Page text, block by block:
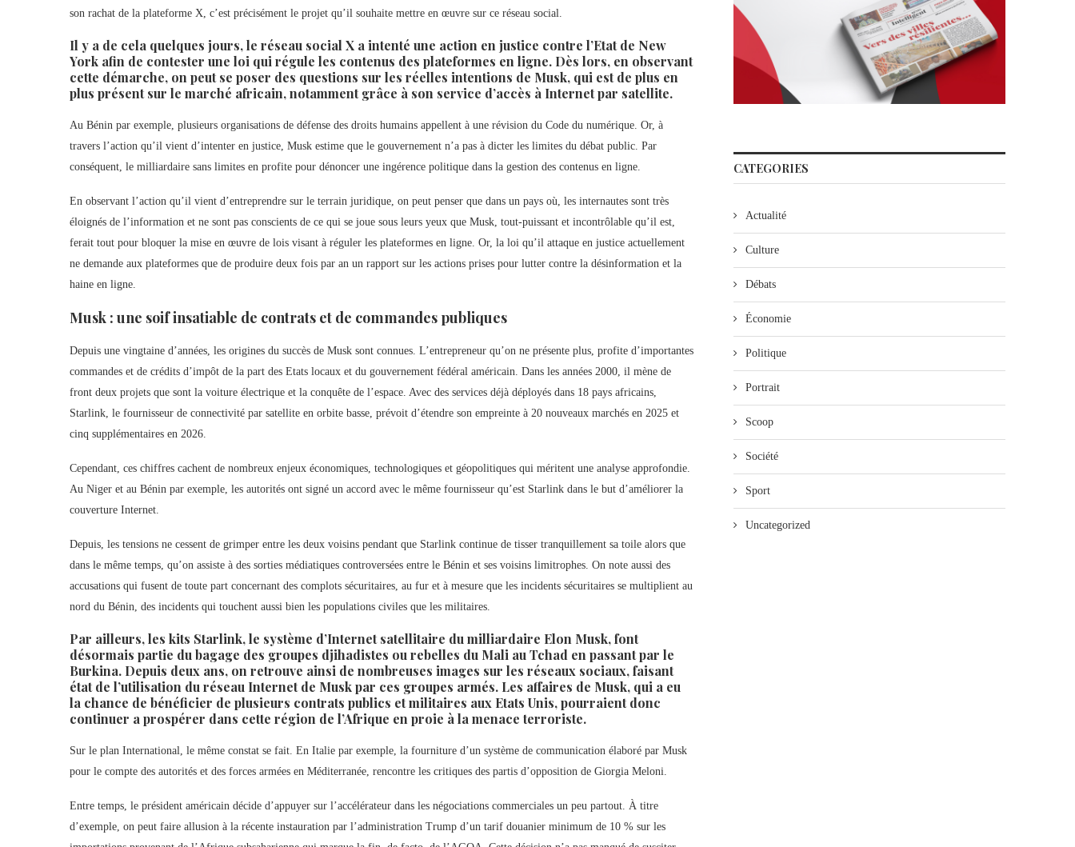
son rachat de la plateforme X, c’est précisément le projet qu’il souhaite mettre en œuvre sur ce réseau social.
Il y a de cela quelques jours, le réseau social X a intenté une action en justice contre l’Etat de New
York afin de contester une loi qui régule les contenus des plateformes en ligne. Dès lors, en observant
cette démarche, on peut se poser des questions sur les réelles intentions de Musk, qui est de plus en
plus présent sur le marché africain, notamment grâce à son service d’accès à Internet par satellite.
Au Bénin par exemple, plusieurs organisations de défense des droits humains appellent à une révision du Code du numérique. Or, à
travers l’action qu’il vient d’intenter en justice, Musk estime que le gouvernement n’a pas à dicter les limites du débat public. Par
conséquent, le milliardaire sans limites en profite pour dénoncer une ingérence politique dans la gestion des contenus en ligne.
En observant l’action qu’il vient d’entreprendre sur le terrain juridique, on peut penser que dans un pays où, les internautes sont très
éloignés de l’information et ne sont pas conscients de ce qui se joue sous leurs yeux que Musk, tout-puissant et incontrôlable qu’il est,
ferait tout pour bloquer la mise en œuvre de lois visant à réguler les plateformes en ligne. Or, la loi qu’il attaque en justice actuellement
ne demande aux plateformes que de produire deux fois par an un rapport sur les actions prises pour lutter contre la désinformation et la
haine en ligne.
Musk : une soif insatiable de contrats et de commandes publiques
Depuis une vingtaine d’années, les origines du succès de Musk sont connues. L’entrepreneur qu’on ne présente plus, profite d’importantes
commandes et de crédits d’impôt de la part des Etats locaux et du gouvernement fédéral américain. Dans les années 2000, il mène de
front deux projets que sont la voiture électrique et la conquête de l’espace. Avec des services déjà déployés dans 18 pays africains,
Starlink, le fournisseur de connectivité par satellite en orbite basse, prévoit d’étendre son empreinte à 20 nouveaux marchés en 2025 et
cinq supplémentaires en 2026.
Cependant, ces chiffres cachent de nombreux enjeux économiques, technologiques et géopolitiques qui méritent une analyse approfondie.
Au Niger et au Bénin par exemple, les autorités ont signé un accord avec le même fournisseur qu’est Starlink dans le but d’améliorer la
couverture Internet.
Depuis, les tensions ne cessent de grimper entre les deux voisins pendant que Starlink continue de tisser tranquillement sa toile alors que
dans le même temps, qu’on assiste à des sorties médiatiques controversées entre le Bénin et ses voisins limitrophes. On note aussi des
accusations qui fusent de toute part concernant des complots sécuritaires, au fur et à mesure que les incidents sécuritaires se multiplient au
nord du Bénin, des incidents qui touchent aussi bien les populations civiles que les militaires.
Par ailleurs, les kits Starlink, le système d’Internet satellitaire du milliardaire Elon Musk, font
désormais partie du bagage des groupes djihadistes ou rebelles du Mali au Tchad en passant par le
Burkina. Depuis deux ans, on retrouve ainsi de nombreuses images sur les réseaux sociaux, faisant
état de l’utilisation du réseau Internet de Musk par ces groupes armés. Les affaires de Musk, qui a eu
la chance de bénéficier de plusieurs contrats publics et militaires aux Etats Unis, pourraient donc
continuer a prospérer dans cette région de l’Afrique en proie à la menace terroriste.
Sur le plan International, le même constat se fait. En Italie par exemple, la fourniture d’un système de communication élaboré par Musk
pour le compte des autorités et des forces armées en Méditerranée, rencontre les critiques des partis d’opposition de Giorgia Meloni.
Entre temps, le président américain décide d’appuyer sur l’accélérateur dans les négociations commerciales un peu partout. À titre
d’exemple, on peut faire allusion à la récente instauration par l’administration Trump d’un tarif douanier minimum de 10 % sur les
CATEGORIES
Actualité
Culture
Débats
Économie
Politique
Portrait
Scoop
Société
Sport
Uncategorized